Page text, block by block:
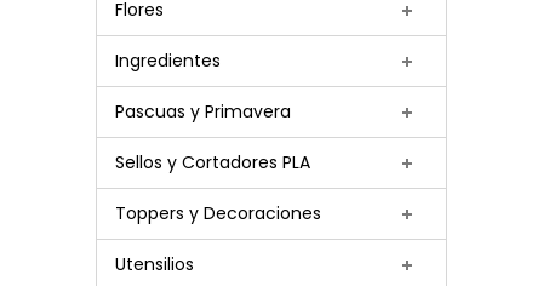
Flores
Ingredientes
Pascuas y Primavera
Sellos y Cortadores PLA
Toppers y Decoraciones
Utensilios